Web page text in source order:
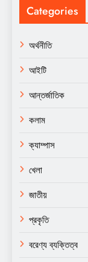
Categories
অর্থনীতি
আইটি
আন্তর্জাতিক
কলাম
ক্যাম্পাস
খেলা
জাতীয়
প্রকৃতি
বরেণ্য ব্যক্তিত্ব